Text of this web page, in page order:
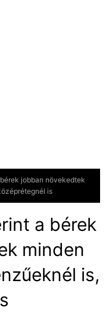
jobban növekedtek
is
a bérek
minden
is,